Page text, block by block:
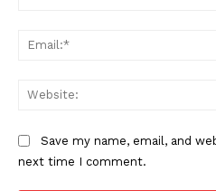
Save my name, email, and
next time I comment.